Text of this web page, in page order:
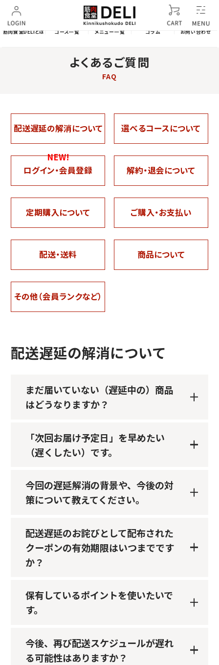
筋肉食堂DELIとは コース一覧 メニュー一覧 コラム お問い合わせ
よくあるご質問
FAQ
配送遅延の解消について
NEW!
選べるコースについて
ログイン・会員登録 解約・退会について
定期購入について ご購入・お支払い
配送・送料 商品について
その他（会員ランクなど）
配送遅延の解消について
まだ届いていない（遅延中の）商品
はどうなりますか？
「次回お届け予定日」を早めたい
（遅くしたい）です。
今回の遅延解消の背景や、今後の対
策について教えてください。
配送遅延のお詫びとして配布された
クーポンの有効期限はいつまでです
か？
保有しているポイントを使いたいで
す。
今後、再び配送スケジュールが遅れ
る可能性はありますか？